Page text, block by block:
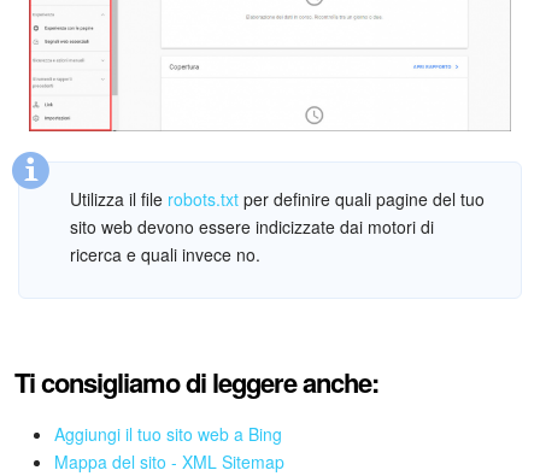
Utilizza il file robots.txt per definire quali pagine del tuo
sito web devono essere indicizzate dai motori di
ricerca e quali invece no.
Ti consigliamo di leggere anche:
Aggiungi il tuo sito web a Bing
Mappa del sito - XML Sitemap